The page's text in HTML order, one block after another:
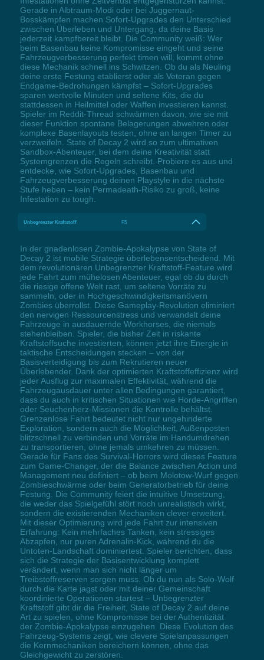
Gerade in Albtraum-Modi oder bei Juggernaut-
Bosskämpfen machen Sofort-Upgrades den Unterschied
zwischen Überleben und Untergang, da deine Basis
jederzeit kampfbereit bleibt. Die Community weiß: Wer
beim Basenbau keine Kompromisse eingeht und seine
Fahrzeugverbesserung perfekt timen will, kommt ohne
diese Mechanik schnell ins Schwitzen. Ob du als Neuling
deine erste Festung etablierst oder als Veteran gegen
Endgame-Bedrohungen kämpfst – Sofort-Upgrades
sparen wertvolle Minuten und seltene Kits, die du
stattdessen in Heilmittel oder Waffen investieren kannst.
Spieler im Reddit-Thread schwärmen davon, wie sie mit
dieser Funktion spontane Belagerungen abwehren oder
komplexe Basenlayouts testen, ohne an langen Timer zu
verzweifeln. State of Decay 2 wird so zum ultimativen
Sandbox-Abenteuer, bei dem deine Kreativität statt
Systemgrenzen die Regeln schreibt. Probiere es aus und
entdecke, wie Sofort-Upgrades, Basenbau und
Fahrzeugverbesserung deinen Playstyle in die nächste
Stufe heben – kein Permadeath-Risiko zu groß, keine
Infestation zu tough.
Unbegrenzter Kraftstoff F5
In der gnadenlosen Zombie-Apokalypse von State of
Decay 2 ist mobile Strategie überlebensentscheidend. Mit
dem revolutionären Unbegrenzter Kraftstoff-Feature wird
jede Fahrt zum mühelosen Abenteuer, egal ob du durch
die riesige offene Welt rast, um seltene Vorräte zu
sammeln, oder in Hochgeschwindigkeitsmanövern
Zombies überrollst. Diese Gameplay-Revolution eliminiert
den nervigen Ressourcenstress und verwandelt deine
Fahrzeuge in ausdauernde Workhorses, die niemals
stehenbleiben. Spieler, die bisher Zeit in riskante
Kraftstoffsuche investierten, können jetzt ihre Energie in
taktische Entscheidungen stecken – von der
Basisverteidigung bis zum Rekrutieren neuer
Überlebender. Dank der optimierten Kraftstoffeffizienz wird
jeder Ausflug zur maximalen Effektivität, während die
Fahrzeugausdauer unter allen Bedingungen garantiert,
dass du auch in kritischen Situationen wie Horde-Angriffen
oder Seuchenherz-Missionen die Kontrolle behältst.
Grenzenlose Fahrt bedeutet nicht nur ungehinderte
Exploration, sondern auch die Möglichkeit, Außenposten
blitzschnell zu verbinden und Vorräte im Handumdrehen
zu transportieren, ohne jemals umkehren zu müssen.
Gerade für Fans des Survival-Horrors wird dieses Feature
zum Game-Changer, der die Balance zwischen Action und
Management neu definiert – ob beim Molotow-Wurf gegen
Zombieschwärme oder beim Generatorbetrieb für deine
Festung. Die Community feiert die intuitive Umsetzung,
die weder das Spielgefühl stört noch unrealistisch wirkt,
sondern die existierenden Mechaniken clever erweitert.
Mit dieser Optimierung wird jede Fahrt zur intensiven
Erfahrung: Kein mehrfaches Tanken, kein stressiges
Abzapfen, nur puren Adrenalin-Kick, während du die
Untoten-Landschaft dominiertest. Spieler berichten, dass
sich die Strategie der Basisentwicklung komplett
verändert, wenn man sich nicht länger um
Treibstoffreserven sorgen muss. Ob du nun als Solo-Wolf
durch die Karte jagst oder mit deiner Gemeinschaft
koordinierte Operationen startest – Unbegrenzter
Kraftstoff gibt dir die Freiheit, State of Decay 2 auf deine
Art zu spielen, ohne Kompromisse bei der Authentizität
der Zombie-Apokalypse einzugehen. Diese Evolution des
Fahrzeug-Systems zeigt, wie clevere Spielanpassungen
die Kernmechaniken bereichern können, ohne das
Gleichgewicht zu zerstören.